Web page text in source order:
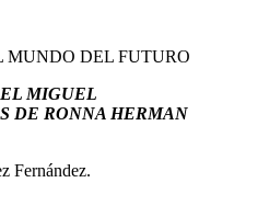
DEL FUTURO
MIGUEL
DE RONNA HERMAN
Fernández.